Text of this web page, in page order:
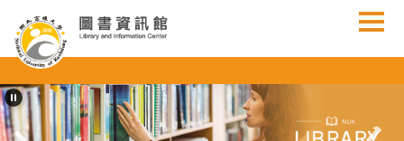
到
主
內
容
區